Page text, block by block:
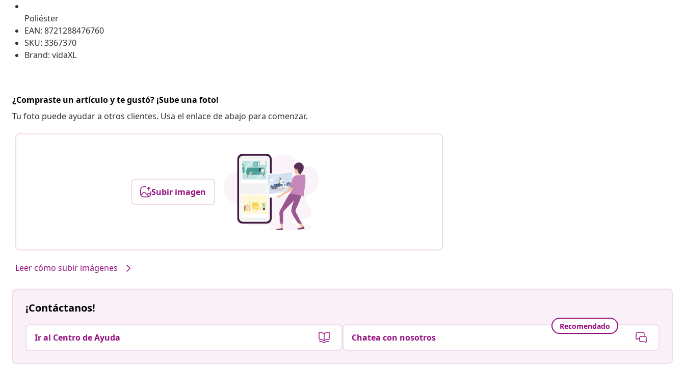
Poliéster
EAN: 8721288476760
SKU: 3367370
Brand: vidaXL
¿Compraste un artículo y te gustó? ¡Sube una foto!
Tu foto puede ayudar a otros clientes. Usa el enlace de abajo para comenzar.
Subir imagen
Leer cómo subir imágenes
¡Contáctanos!
Ir al Centro de Ayuda
Recomendado
Chatea con nosotros